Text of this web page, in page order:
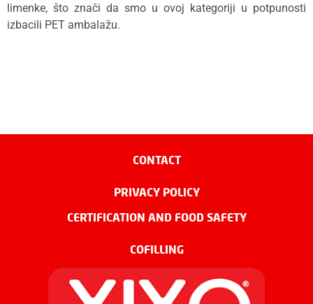
limenke, što znači da smo u ovoj kategoriji u potpunosti
izbacili PET ambalažu.
CONTACT
PRIVACY POLICY
CERTIFICATION AND FOOD SAFETY
COFILLING